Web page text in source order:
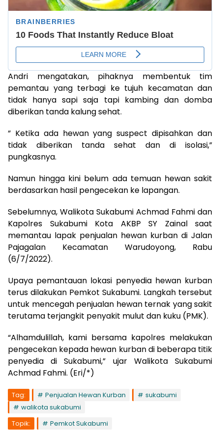
Andri mengatakan, pihaknya membentuk tim
pemantau yang terbagi ke tujuh kecamatan dan
tidak hanya sapi saja tapi kambing dan domba
diberikan tanda kalung sehat.
” Ketika ada hewan yang suspect dipisahkan dan
tidak diberikan tanda sehat dan di isolasi,”
pungkasnya.
Namun hingga kini belum ada temuan hewan sakit
berdasarkan hasil pengecekan ke lapangan.
Sebelumnya, Walikota Sukabumi Achmad Fahmi dan
Kapolres Sukabumi Kota AKBP SY Zainal saat
memantau lapak penjualan hewan kurban di Jalan
Pajagalan Kecamatan Warudoyong, Rabu
(6/7/2022).
Upaya pemantauan lokasi penyedia hewan kurban
terus dilakukan Pemkot Sukabumi. Langkah tersebut
untuk mencegah penjualan hewan ternak yang sakit
terutama terjangkit penyakit mulut dan kuku (PMK).
“Alhamdulillah, kami bersama kapolres melakukan
pengecekan kepada hewan kurban di beberapa titik
penyedia di Sukabumi,” ujar Walikota Sukabumi
Achmad Fahmi. (Eri/*)
Tag: Penjualan Hewan Kurban
sukabumi
walikota sukabumi
Topik:
Pemkot Sukabumi